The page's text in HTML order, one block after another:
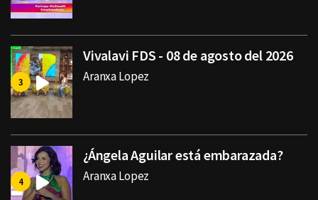
Vivalavi FDS - 08 de agosto del 2026
Aranxa Lopez
¿Ángela Aguilar está embarazada?
Aranxa Lopez